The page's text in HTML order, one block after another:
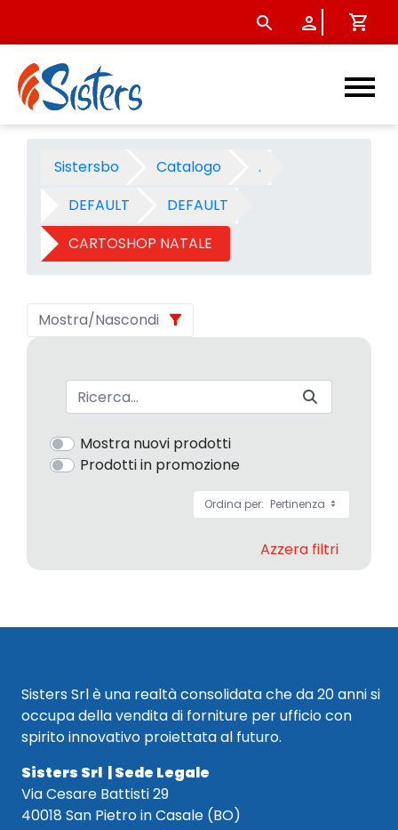
CARTOSHOP NATALE
Sistersbo Catalogo
.
DEFAULT
DEFAULT
CARTOSHOP NATALE
Mostra/Nascondi
Barra di ricerca
Mostra nuovi prodotti
Prodotti in promozione
Ordina per: Pertinenza
Azzera filtri
Sisters Srl è una realtà consolidata che da 20 anni si
occupa della vendita di forniture per ufficio con
spirito innovativo proiettata al futuro.
Sisters Srl | Sede Legale
Via Cesare Battisti 29
40018 San Pietro in Casale (BO)